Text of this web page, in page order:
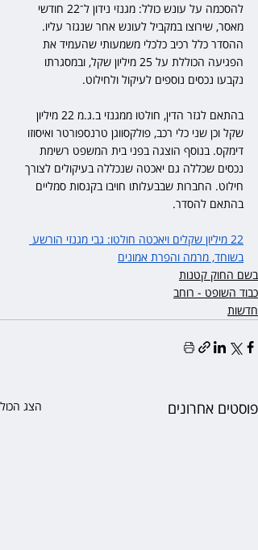
להסכמה על עונש כולל: מגנזי נידון ל־22 חודשי
מאסר, שירוצו במקביל לעונש אחר שנגזר עליו.
ההסדר כלל רכיב כלכלי משמעותי שהעמיד את
הפגיעה הכוללת על 25 מיליון שקל, ובמסגרתו
נקבעו נכסים נוספים לעיקול ולחילוט.
בהתאם לגזר הדין, חולטו ממגנזי ב.ג.מ 22 מיליון
שקל וכן שני כלי רכב, פולקסווגן טרנספורטר ואיסוזו
דימקס. בנוסף הוצגה בפני בית המשפט רשימת
נכסים שכללה גם יאכטה שנכללה בעיקולים לצורך
חילוט. החברות שבבעלותו חויבו בקנסות סמליים
בהתאם להסדר.
22 מיליון שקלים ויאכטה חולטו: גבי מגנזי הורשע
בשוחד, מרמה והפרת אמונים
בשם החוק קטנות
כבוד השופט - רוחב
חדשות
פוסטים אחרונים הצג הכול